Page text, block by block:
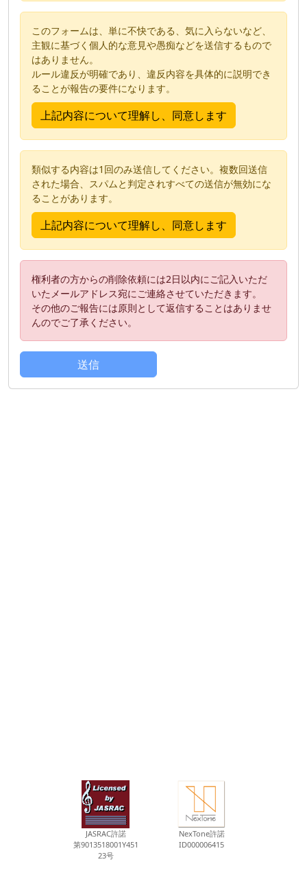
このフォームは、単に不快である、気に入らないなど、
主観に基づく個人的な意見や愚痴などを送信するもので
はありません。
ルール違反が明確であり、違反内容を具体的に説明でき
ることが報告の要件になります。
類似する内容は1回のみ送信してください。複数回送信
された場合、スパムと判定されすべての送信が無効にな
ることがあります。
権利者の方からの削除依頼には2日以内にご記入いただ
いたメールアドレス宛にご連絡させていただきます。
その他のご報告には原則として返信することはありませ
んのでご了承ください。
JASRAC許諾
第9013518001Y451
23号
NexTone許諾
ID000006415